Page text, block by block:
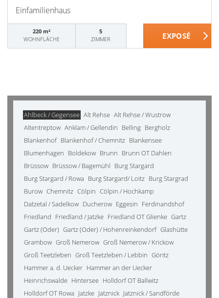
Einfamilienhaus
220 m²
WOHNFLÄCHE
5
ZIMMER
Ahlbeck / Gegensee Alt Rehse Alt Rehse / Wustrow
Altentreptow Anklam / Gellendin Belling Bergholz
Blankenhof Blankenhof / Chemnitz Blankensee
Blumenhagen Boldekow Brunn Brunn OT Dahlen
Brüssow Brüssow / Bagemühl Burg Stargard
Burg Stargard / Rowa Burg Stargard/ Loitz Burg Stargrad
Burow Chemnitz Cölpin Cölpin / Hochkamp
Datzetal / Sadelkow Ducherow Eggesin Ferdinandshof
Friedland Friedland / Jatzke Friedland OT Glienke Gartz
Gartz (Oder) Gartz (Oder) / Hohenreinkendorf Glashütte
Grambow Groß Nemerow Groß Nemerow / Krickow
Groß Teetzleben Groß Teetzleben / Lebbin Göritz
Hammer a. d. Uecker Hammer an der Uecker
Heinrichswalde Hintersee Holldorf OT Ballwitz
Holldorf OT Rowa Jatzke Jatznick Jatznick / Sandförde